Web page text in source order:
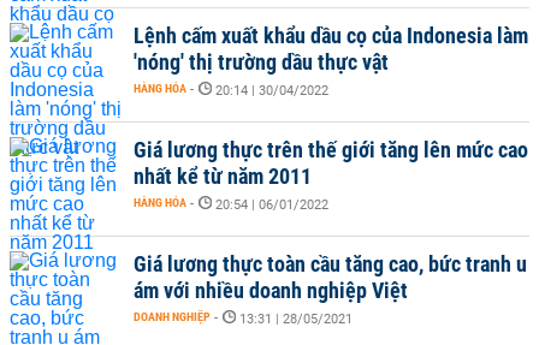
Lệnh cấm xuất khẩu dầu cọ của Indonesia làm
'nóng' thị trường dầu thực vật
HÀNG HÓA - 20:14 | 30/04/2022
Giá lương thực trên thế giới tăng lên mức cao
nhất kể từ năm 2011
HÀNG HÓA - 20:54 | 06/01/2022
Giá lương thực toàn cầu tăng cao, bức tranh u
ám với nhiều doanh nghiệp Việt
DOANH NGHIỆP - 13:31 | 28/05/2021